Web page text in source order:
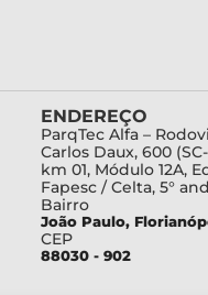
ENDEREÇO
ParqTec Alfa –
Carlos Daux, 600
km 01, Módulo 12A,
Fapesc / Celta, 5°
Bairro
João Paulo,
CEP
88030 - 902